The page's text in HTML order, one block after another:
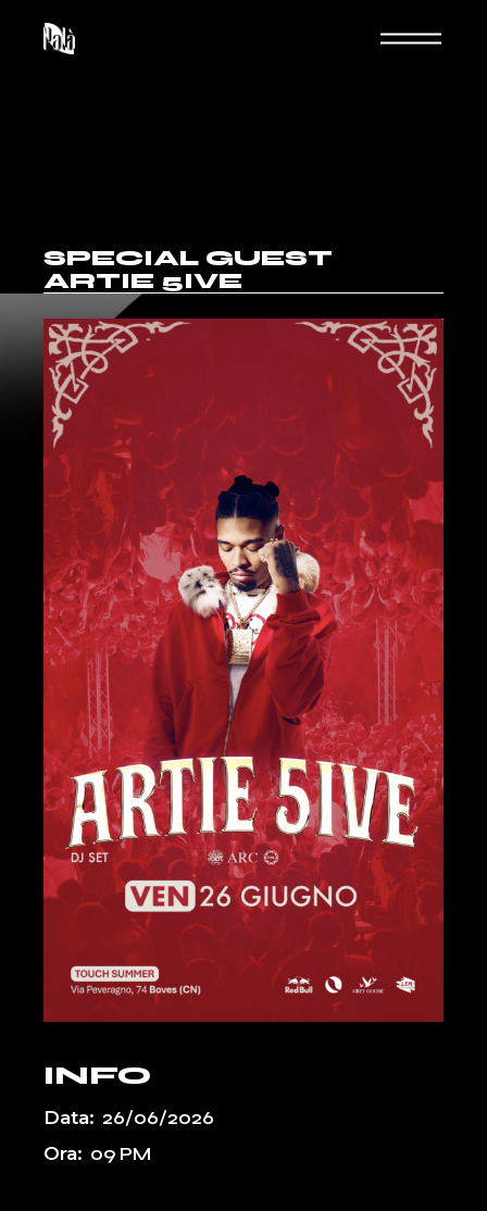
SPECIAL GUEST
ARTIE 5IVE
INFO
Data: 26/06/2026
Ora: 09 PM